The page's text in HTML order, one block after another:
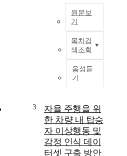
원문보
기
목차검
색조회
음성듣
기
3
자율 주행을 위
한 차량 내 탑승
자 이상행동 및
감정 인식 데이
터셋 구축 방안